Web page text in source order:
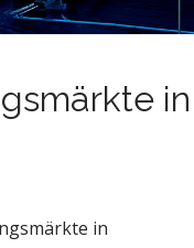
in
in